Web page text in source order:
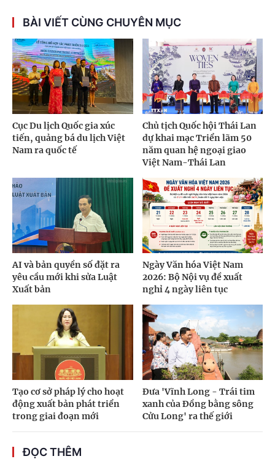
BÀI VIẾT CÙNG CHUYÊN MỤC
Cục Du lịch Quốc gia xúc
tiến, quảng bá du lịch Việt
Nam ra quốc tế
Chủ tịch Quốc hội Thái Lan
dự khai mạc Triển lãm 50
năm quan hệ ngoại giao
Việt Nam-Thái Lan
AI và bản quyền số đặt ra
yêu cầu mới khi sửa Luật
Xuất bản
Ngày Văn hóa Việt Nam
2026: Bộ Nội vụ đề xuất
nghỉ 4 ngày liên tục
Tạo cơ sở pháp lý cho hoạt
động xuất bản phát triển
trong giai đoạn mới
Đưa 'Vĩnh Long - Trái tim
xanh của Đồng bằng sông
Cửu Long' ra thế giới
ĐỌC THÊM